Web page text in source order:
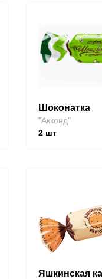
Шоконатка
"Акконд"
2 шт
Яшкинская